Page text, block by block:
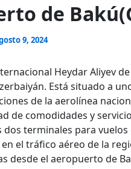
de
9, 2024
Heydar Aliyev
Está situado a
de la aerolínea
de comodidades y
dos terminales para
el tráfico aéreo de la
desde el aeropuerto de